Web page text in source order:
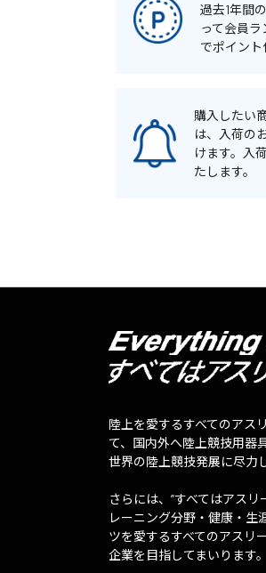
過去1年間
って会員ラ
でポイント
購入したい
は、入荷の
けます。入
たします。
陸上を愛するすべてのアス
て、国内外へ陸上競技用器
世界の陸上競技発展に尽力
さらには、”すべてはアス
レーニング分野・健康・生
ツを愛するすべてのアスリ
企業を目指してまいります。